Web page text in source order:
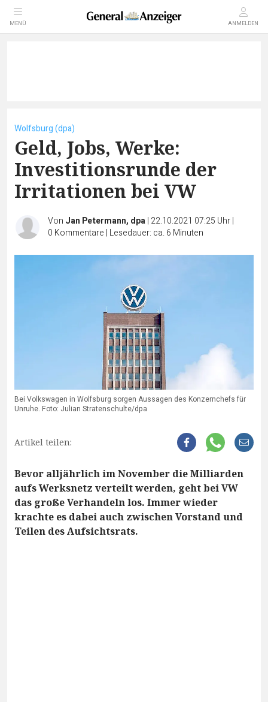
MENÜ ANMELDEN
Wolfsburg (dpa)
Geld, Jobs, Werke:
Investitionsrunde der
Irritationen bei VW
Von Jan Petermann, dpa| 22.10.2021 07:25 Uhr|
0 Kommentare | Lesedauer: ca. 6 Minuten
Bei Volkswagen in Wolfsburg sorgen Aussagen des Konzernchefs für
Unruhe. Foto: Julian Stratenschulte/dpa
Artikel teilen:
Bevor alljährlich im November die Milliarden
aufs Werksnetz verteilt werden, geht bei VW
das große Verhandeln los. Immer wieder
krachte es dabei auch zwischen Vorstand und
Teilen des Aufsichtsrats.